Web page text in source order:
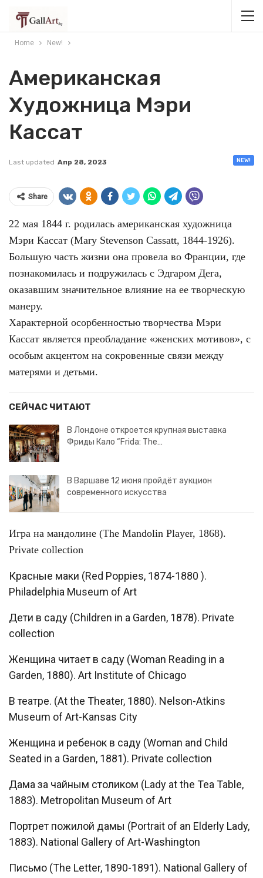
Home New!
Американская
Художница Мэри
Кассат
NEW!
Last updated Апр 28, 2023
Share
22 мая 1844 г. родилась американская художница
Мэри Кассат (Mary Stevenson Cassatt, 1844-1926).
Большую часть жизни она провела во Франции, где
познакомилась и подружилась с Эдгаром Дега,
оказавшим значительное влияние на ее творческую
манеру.
Характерной осорбенностью творчества Мэри
Кассат является преобладание «женских мотивов», с
особым акцентом на сокровенные связи между
матерями и детьми.
СЕЙЧАС ЧИТАЮТ
В Лондоне откроется крупная выставка
Фриды Кало “Frida: The…
В Варшаве 12 июня пройдёт аукцион
современного искусства
Игра на мандолине (The Mandolin Player, 1868).
Private collection
Красные маки (Red Poppies, 1874-1880 ).
Philadelphia Museum of Art
Дети в саду (Children in a Garden, 1878). Private
collection
Женщина читает в саду (Woman Reading in a
Garden, 1880). Art Institute of Chicago
В театре. (At the Theater, 1880). Nelson-Atkins
Museum of Art-Kansas City
Женщина и ребенок в саду (Woman and Child
Seated in a Garden, 1881). Private collection
Дама за чайным столиком (Lady at the Tea Table,
1883). Metropolitan Museum of Art
Портрет пожилой дамы (Portrait of an Elderly Lady,
1883). National Gallery of Art-Washington
Письмо (The Letter, 1890-1891). National Gallery of